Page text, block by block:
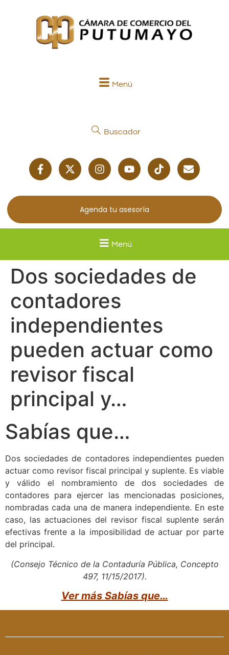
Menú
Buscador
Agenda tu asesoría
Menú
Dos sociedades de
contadores
independientes
pueden actuar como
revisor fiscal
principal y…
Sabías que…
Dos sociedades de contadores independientes pueden
actuar como revisor fiscal principal y suplente. Es viable
y válido el nombramiento de dos sociedades de
contadores para ejercer las mencionadas posiciones,
nombradas cada una de manera independiente. En este
caso, las actuaciones del revisor fiscal suplente serán
efectivas frente a la imposibilidad de actuar por parte
del principal.
(Consejo Técnico de la Contaduría Pública, Concepto
497, 11/15/2017).
Ver más Sabías que…